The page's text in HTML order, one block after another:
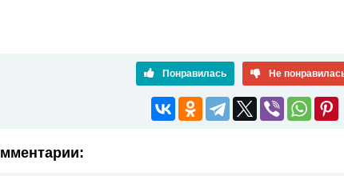
Понравилась Не